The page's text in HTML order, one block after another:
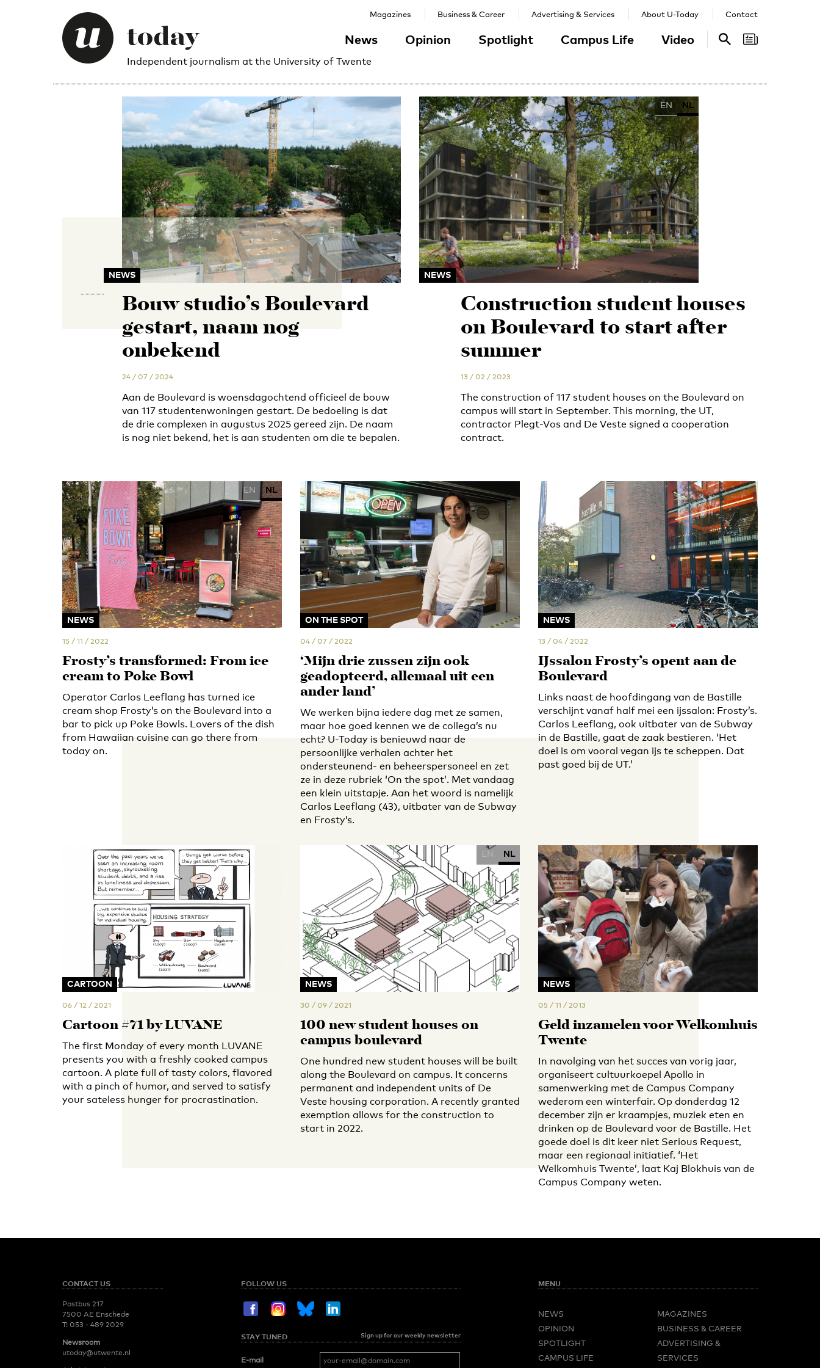
Independent journalism at the University of Twente
News Opinion Spotlight Campus Life Video
Magazines Business & Career Advertising & Services About U-Today Contact
Search
NEWS
Bouw studio’s Boulevard
gestart, naam nog
onbekend
24 / 07 / 2024
Aan de Boulevard is woensdagochtend officieel de bouw
van 117 studentenwoningen gestart. De bedoeling is dat
de drie complexen in augustus 2025 gereed zijn. De naam
is nog niet bekend, het is aan studenten om die te bepalen.
EN NL
NEWS
Construction student houses
on Boulevard to start after
summer
13 / 02 / 2023
The construction of 117 student houses on the Boulevard on
campus will start in September. This morning, the UT,
contractor Plegt-Vos and De Veste signed a cooperation
contract.
EN NL
NEWS
15 / 11 / 2022
Frosty’s transformed: From ice
cream to Poke Bowl
Operator Carlos Leeflang has turned ice
cream shop Frosty’s on the Boulevard into a
bar to pick up Poke Bowls. Lovers of the dish
from Hawaiian cuisine can go there from
today on.
ON THE SPOT
04 / 07 / 2022
‘Mijn drie zussen zijn ook
geadopteerd, allemaal uit een
ander land’
We werken bijna iedere dag met ze samen,
maar hoe goed kennen we de collega’s nu
echt? U-Today is benieuwd naar de
persoonlijke verhalen achter het
ondersteunend- en beheerspersoneel en zet
ze in deze rubriek ‘On the spot’. Met vandaag
een klein uitstapje. Aan het woord is namelijk
Carlos Leeflang (43), uitbater van de Subway
en Frosty’s.
NEWS
13 / 04 / 2022
IJssalon Frosty’s opent aan de
Boulevard
Links naast de hoofdingang van de Bastille
verschijnt vanaf half mei een ijssalon: Frosty’s.
Carlos Leeflang, ook uitbater van de Subway
in de Bastille, gaat de zaak bestieren. ‘Het
doel is om vooral vegan ijs te scheppen. Dat
past goed bij de UT.’
CARTOON
06 / 12 / 2021
Cartoon #71 by LUVANE
The first Monday of every month LUVANE
presents you with a freshly cooked campus
cartoon. A plate full of tasty colors, flavored
with a pinch of humor, and served to satisfy
your sateless hunger for procrastination.
EN NL
NEWS
30 / 09 / 2021
100 new student houses on
campus boulevard
One hundred new student houses will be built
along the Boulevard on campus. It concerns
permanent and independent units of De
Veste housing corporation. A recently granted
exemption allows for the construction to
start in 2022.
NEWS
05 / 11 / 2013
Geld inzamelen voor Welkomhuis
Twente
In navolging van het succes van vorig jaar,
organiseert cultuurkoepel Apollo in
samenwerking met de Campus Company
wederom een winterfair. Op donderdag 12
december zijn er kraampjes, muziek eten en
drinken op de Boulevard voor de Bastille. Het
goede doel is dit keer niet Serious Request,
maar een regionaal initiatief. ‘Het
Welkomhuis Twente’, laat Kaj Blokhuis van de
Campus Company weten.
CONTACT US
Postbus 217
7500 AE Enschede
T: 053 - 489 2029
Newsroom
utoday@utwente.nl
FOLLOW US
STAY TUNED Sign up for our weekly newsletter
E-mail
MENU
NEWS
OPINION
SPOTLIGHT
CAMPUS LIFE
MAGAZINES
BUSINESS & CAREER
ADVERTISING &
SERVICES